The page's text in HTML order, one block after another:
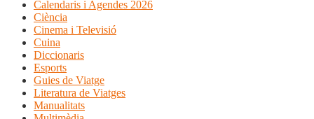
Calendaris i Agendes 2026
Ciència
Cinema i Televisió
Cuina
Diccionaris
Esports
Guies de Viatge
Literatura de Viatges
Manualitats